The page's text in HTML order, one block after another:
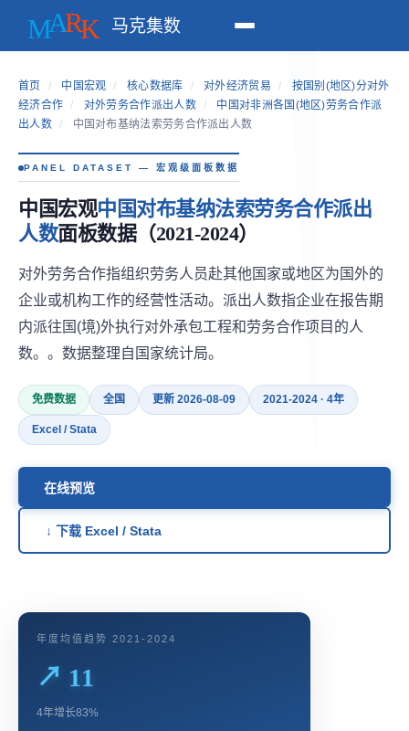
马克集数
首页 / 中国宏观 / 核心数据库 / 对外经济贸易 /
按国别(地区)分对外
经济合作 / 对外劳务合作派出人数 /
中国对非洲各国(地区)劳务合作派
出人数 / 中国对布基纳法索劳务合作派出人数
PANEL DATASET — 宏观级面板数据
中国宏观中国对布基纳法索劳务合作派出
人数面板数据（2021-2024）
对外劳务合作指组织劳务人员赴其他国家或地区为国外的
企业或机构工作的经营性活动。派出人数指企业在报告期
内派往国(境)外执行对外承包工程和劳务合作项目的人
数。。数据整理自国家统计局。
免费数据 全国 更新 2026-08-09 2021-2024 · 4年
Excel / Stata
在线预览
↓ 下载 Excel / Stata
年度均值趋势 2021-2024
↗ 11
4年增长83%